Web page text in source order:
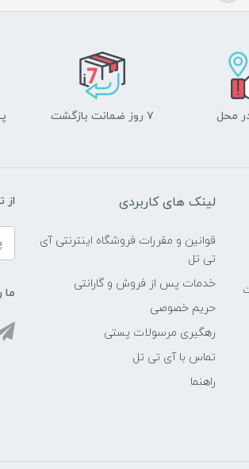
محل ۷ روز ضمانت بازگشت
لینک های کاربردی
قوانین و مقررات فروشگاه اینترنتی آی
تی تل
خدمات پس از فروش و گارانتی
حریم خصوصی
رهگیری مرسولات پستی
تماس با آی تی تل
راهنما
از
ما